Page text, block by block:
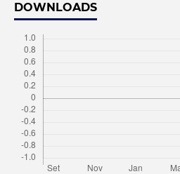
DOWNLOADS